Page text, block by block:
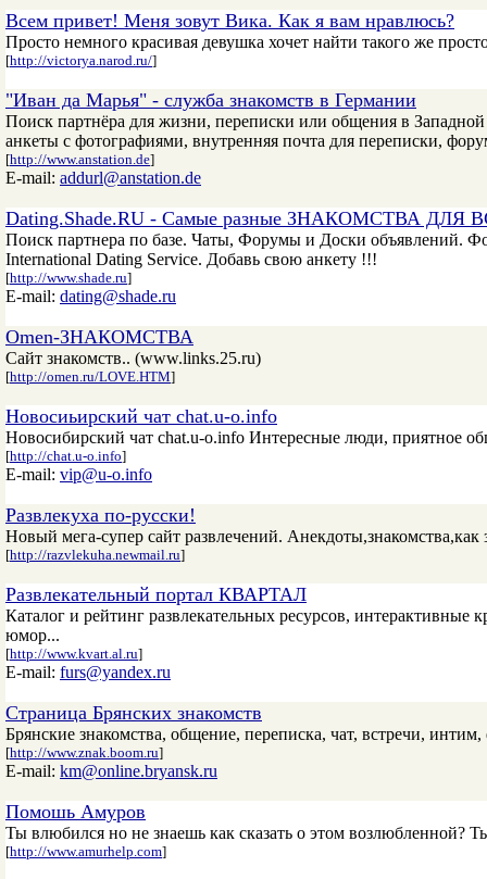
Всем привет! Меня зовут Вика. Как я вам нравлюсь?
Просто немного красивая девушка хочет найти такого же
[http://victorya.narod.ru/]
"Иван да Марья" - служба знакомств в Германии
Поиск партнёра для жизни, переписки или общения в
анкеты с фотографиями, внутренняя почта для переписки,
[http://www.anstation.de]
E-mail: addurl@anstation.de
Dating.Shade.RU - Самые разные ЗНАКОМСТВА ДЛЯ
Поиск партнера по базе. Чаты, Форумы и Доски объявлений.
International Dating Service. Добавь свою анкету !!!
[http://www.shade.ru]
E-mail: dating@shade.ru
Omen-ЗНАКОМСТВА
Сайт знакомств.. (www.links.25.ru)
[http://omen.ru/LOVE.HTM]
Новосиьирский чат chat.u-o.info
Новосибирский чат chat.u-o.info Интересные люди, приятное
[http://chat.u-o.info]
E-mail: vip@u-o.info
Развлекуха по-русски!
Новый мега-супер сайт развлечений.
[http://razvlekuha.newmail.ru]
Развлекательный портал КВАРТАЛ
Каталог и рейтинг развлекательных ресурсов, интерактивные
юмор...
[http://www.kvart.al.ru]
E-mail: furs@yandex.ru
Страница Брянских знакомств
Брянские знакомства, общение, переписка, чат, встречи,
[http://www.znak.boom.ru]
E-mail: km@online.bryansk.ru
Помошь Амуров
Ты влюбился но не знаешь как сказать о этом возлюбленной?
[http://www.amurhelp.com]